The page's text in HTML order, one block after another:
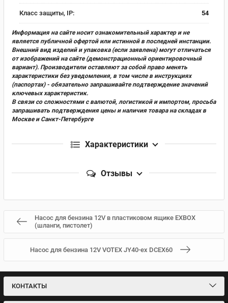
Класс защиты, IP: 54
Информация на сайте носит ознакомительный характер и не
является публичной офертой или истинной в последней инстанции.
Внешний вид изделий и упаковка (если заявлена) могут отличаться
от изображений на сайте (демонстрационный ориентировочный
вариант). Производители оставляют за собой право менять
характеристики без уведомления, в том числе в инструкциях
(паспортах) - обязательно запрашивайте подтверждение значений
ключевых характеристик.
В связи со сложностями с валютой, логистикой и импортом, просьба
запрашивать подтверждения цены и наличия товара на складах в
Москве и Санкт-Петербурге
Характеристики
Отзывы
Насос для бензина 12V в пластиковом ящике EXBOX
(шланги, пистолет)
Насос для бензина 12V VOTEX JY40-ex DCEX60
КОНТАКТЫ